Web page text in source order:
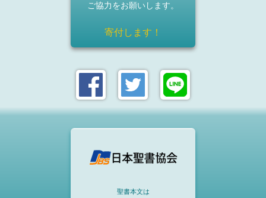
ご協力をお願いします。
寄付します！
聖書本文は